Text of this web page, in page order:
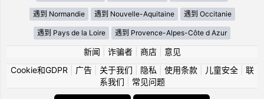
遇到 Normandie 遇到 Nouvelle-Aquitaine 遇到 Occitanie
遇到 Pays de la Loire 遇到 Provence-Alpes-Côte d Azur
新闻 诈骗者| 商店| 意见
Cookie和GDPR
广告| 关于我们 隐私 使用条款| 儿童安全| 联
系我们
常见问题